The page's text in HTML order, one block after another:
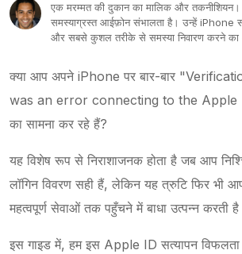
एक मरम्मत की दुकान का मालिक और तकनीशियन।
समस्याग्रस्त आईफ़ोन संभालता है। उन्हें iPhone
और सबसे कुशल तरीके से समस्या निवारण करने का
क्या आप अपने iPhone पर बार-बार
was an error connecting to the Apple
का सामना कर रहे हैं?
यह विशेष रूप से निराशाजनक होता है जब आप
लॉगिन विवरण सही हैं, लेकिन यह त्रुटि फिर
महत्वपूर्ण सेवाओं तक पहुँचने में बाधा उत्पन्न करती
इस गाइड में, हम इस Apple ID सत्यापन